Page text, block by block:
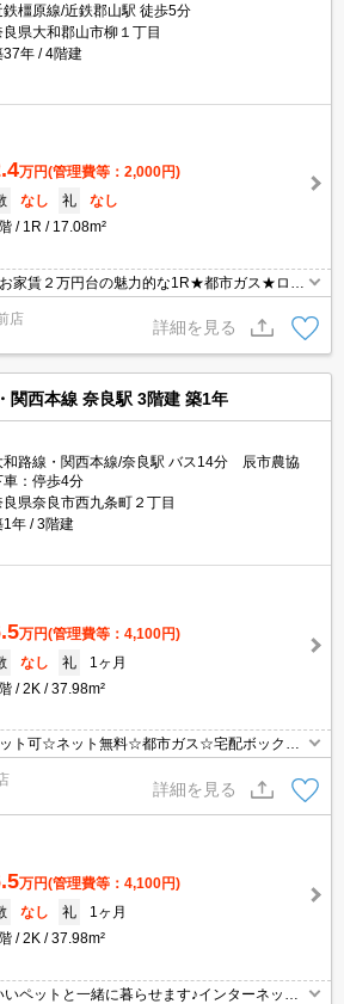
鉄橿原線/近鉄郡山駅 徒歩5分
良県大和郡山市柳１丁目
37年
4階建
万円(管理費等：2,000円)
なし 礼
なし
1R 17.08m²
家賃２万円台の魅力的な1R★都市ガス★ロフ
く使えちゃいますね！！敷金・礼金0なので
す！駅から5分なので通勤・通学にも便利で
くにあります！こんなワンルーム見逃せませ
店
詳細を見る
関西本線 奈良駅 3階建 築1年
和路線・関西本線/奈良駅 バス14分 辰市農協
車：停歩4分
良県奈良市西九条町２丁目
1年
3階建
万円(管理費等：4,100円)
なし 礼
1ヶ月
2K 37.98m²
可☆ネット無料☆都市ガス☆宅配ボックス
安心のお部屋♪追い焚き機能完備でお風呂の
かあったかい♪天気を気にせず洗濯できちゃう
います♪※契約満了日翌日以降の家賃は月73,0
詳細を見る
万円(管理費等：4,100円)
なし 礼
1ヶ月
2K 37.98m²
ペットと一緒に暮らせます♪インターネット